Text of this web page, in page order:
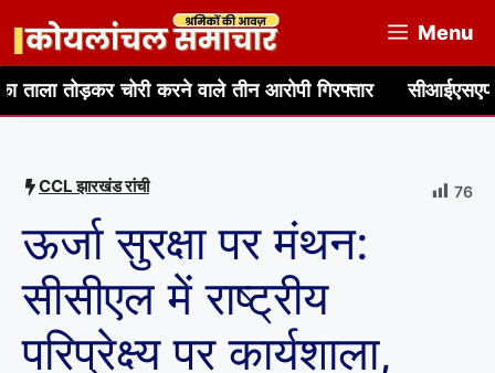
content
Menu
करने वाले तीन आरोपी गिरफ्तार सीआईएसएफ, बीसीसीएल
CCL झारखंड रांची 76
ऊर्जा सुरक्षा पर मंथन:
सीसीएल में राष्ट्रीय
परिप्रेक्ष्य पर कार्यशाला,